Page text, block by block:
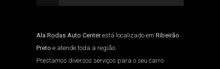
Ala Rodas Auto Centerestá localizado em Ribeirão
Preto e atende toda a região.
Prestamos diversos serviços para o seu carro